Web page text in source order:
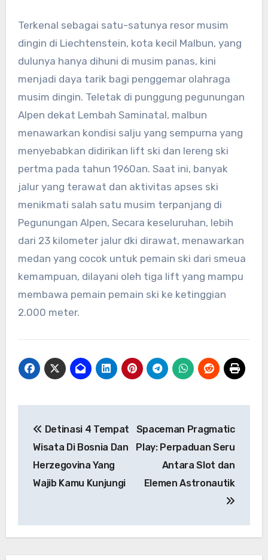
Terkenal sebagai satu-satunya resor musim
dingin di Liechtenstein, kota kecil Malbun, yang
dulunya hanya dihuni di musim panas, kini
menjadi daya tarik bagi penggemar olahraga
musim dingin. Teletak di punggung pegunungan
Alpen dekat Lembah Saminatal, malbun
menawarkan kondisi salju yang sempurna yang
menyebabkan didirikan lift ski dan lereng ski
pertma pada tahun 1960an. Saat ini, banyak
jalur yang terawat dan aktivitas apses ski
menikmati salah satu musim terpanjang di
Pegunungan Alpen, Secara keseluruhan, lebih
dari 23 kilometer jalur dki dirawat, menawarkan
medan yang cocok untuk pemain ski dari smeua
kemampuan, dilayani oleh tiga lift yang mampu
membawa pemain pemain ski ke ketinggian
2.000 meter.
pos
Detinasi 4 Tempat
Wisata Di Bosnia Dan
Herzegovina Yang
Wajib Kamu Kunjungi
Spaceman Pragmatic
Play: Perpaduan Seru
Antara Slot dan
Elemen Astronautik